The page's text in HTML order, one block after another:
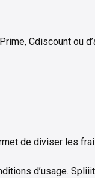
Cdiscount ou
de diviser les
d’usage.